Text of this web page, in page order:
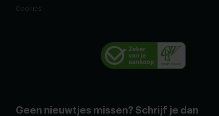
Cookies
Geen nieuwtjes missen? Schrijf je dan